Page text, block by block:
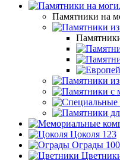
Памятники на
Цоколя 123
Ограды 100